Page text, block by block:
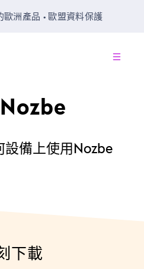
洲產品 • 歐盟資料保護
-
設備上使用Nozbe
下載